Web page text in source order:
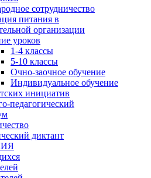
сотрудничество
питания в
организации
уроков
1-4 классы
5-10 классы
Очно-заочное обучение
Индивидуальное обучение
инициатив
педагогический
диктант